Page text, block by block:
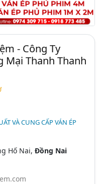
- Công Ty
Mại Thanh Thanh
VÀ CUNG CẤP VÁN ÉP
Hố Nai,Đồng Nai